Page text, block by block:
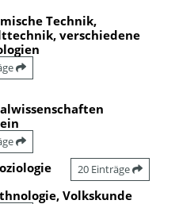
Technik,
verschiedene
20 Einträge
Volkskunde